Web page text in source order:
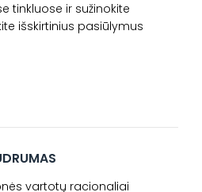
tinkluose ir sužinokite
išskirtinius pasiūlymus
vartotų racionaliai